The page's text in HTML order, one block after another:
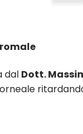
dal Dott.